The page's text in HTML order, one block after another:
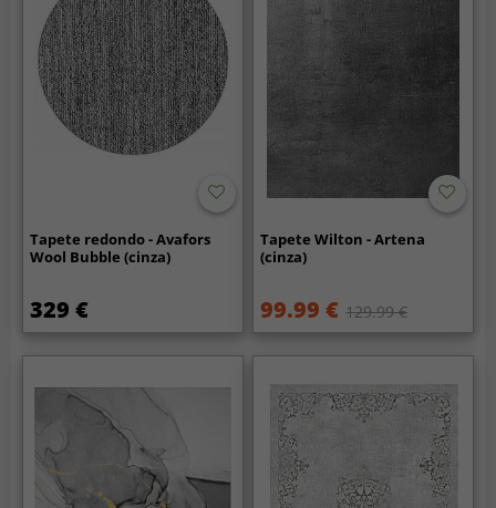
Tapete redondo - Avafors
Wool Bubble (cinza)
329 €
Tapete Wilton - Artena
(cinza)
99.99 € 129.99 €